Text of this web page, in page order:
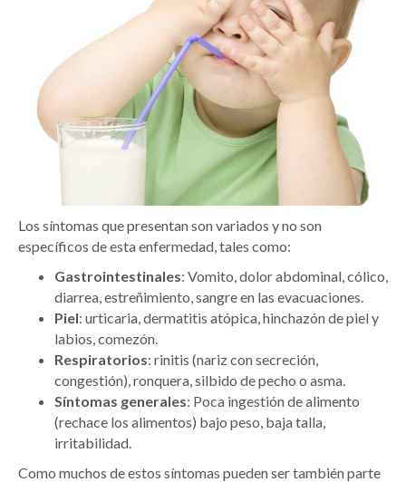
Los síntomas que presentan son variados y no son
específicos de esta enfermedad, tales como:
Gastrointestinales: Vomito, dolor abdominal, cólico,
diarrea, estreñimiento, sangre en las evacuaciones.
Piel: urticaria, dermatitis atópica, hinchazón de piel y
labios, comezón.
Respiratorios: rinitis (nariz con secreción,
congestión), ronquera, silbido de pecho o asma.
Síntomas generales: Poca ingestión de alimento
(rechace los alimentos) bajo peso, baja talla,
irritabilidad.
Como muchos de estos síntomas pueden ser también parte